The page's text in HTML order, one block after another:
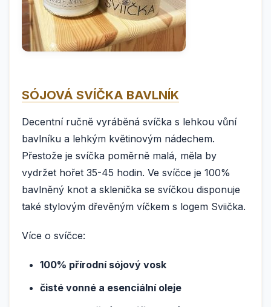
SÓJOVÁ SVÍČKA BAVLNÍK
Decentní ručně vyráběná svíčka s lehkou vůní
bavlníku a lehkým květinovým nádechem.
Přestože je svíčka poměrně malá, měla by
vydržet hořet 35-45 hodin. Ve svíčce je 100%
bavlněný knot a sklenička se svíčkou disponuje
také stylovým dřevěným víčkem s logem Sviička.
Více o svíčce:
100% přírodní sójový vosk
čisté vonné a esenciální oleje